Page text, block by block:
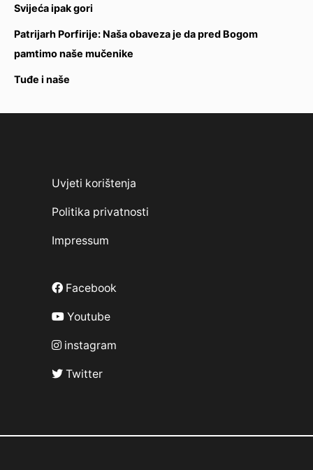
Svijeća ipak gori
Patrijarh Porfirije: Naša obaveza je da pred Bogom
pamtimo naše mučenike
Tuđe i naše
Uvjeti korištenja
Politika privatnosti
Impressum
Facebook
Youtube
instagram
Twitter